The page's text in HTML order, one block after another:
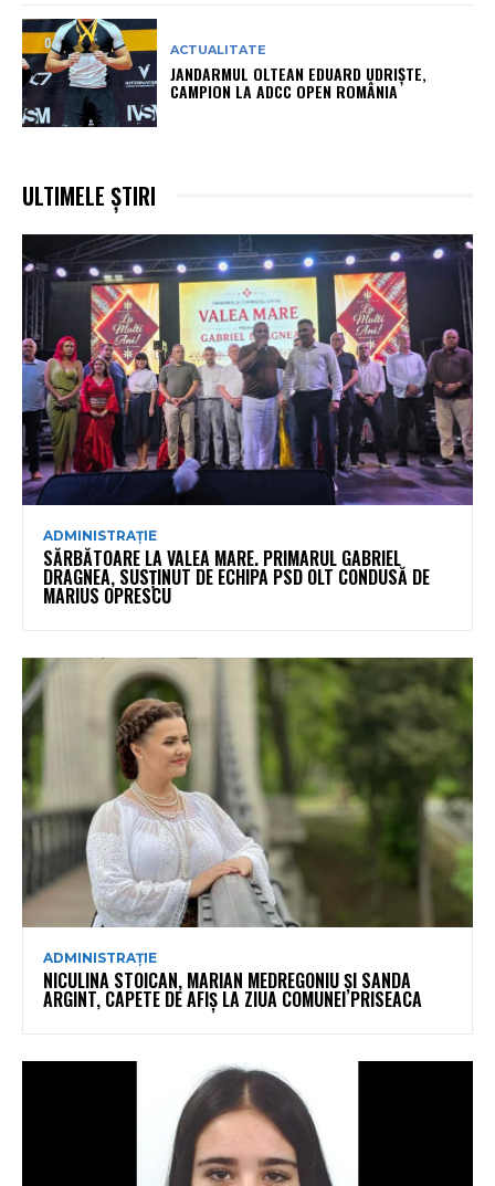
ACTUALITATE
JANDARMUL OLTEAN EDUARD UDRIȘTE,
CAMPION LA ADCC OPEN ROMÂNIA
ULTIMELE ȘTIRI
ADMINISTRAȚIE
SĂRBĂTOARE LA VALEA MARE. PRIMARUL GABRIEL
DRAGNEA, SUSȚINUT DE ECHIPA PSD OLT CONDUSĂ DE
MARIUS OPRESCU
ADMINISTRAȚIE
NICULINA STOICAN, MARIAN MEDREGONIU ȘI SANDA
ARGINT, CAPETE DE AFIȘ LA ZIUA COMUNEI PRISEACA